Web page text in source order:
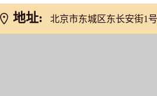
地址:
北京市东城区东长安街1号